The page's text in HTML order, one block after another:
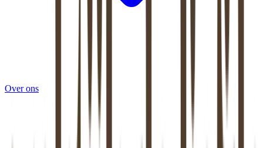
Over ons